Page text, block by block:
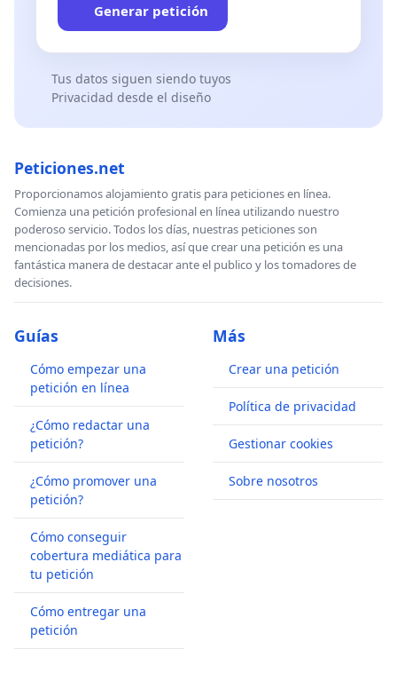
Generar petición
Tus datos siguen siendo tuyos
Privacidad desde el diseño
Peticiones.net
Proporcionamos alojamiento gratis para peticiones en línea.
Comienza una petición profesional en línea utilizando nuestro
poderoso servicio. Todos los días, nuestras peticiones son
mencionadas por los medios, así que crear una petición es una
fantástica manera de destacar ante el publico y los tomadores de
decisiones.
Guías
Cómo empezar una
petición en línea
¿Cómo redactar una
petición?
¿Cómo promover una
petición?
Cómo conseguir
cobertura mediática para
tu petición
Cómo entregar una
petición
Más
Crear una petición
Política de privacidad
Gestionar cookies
Sobre nosotros